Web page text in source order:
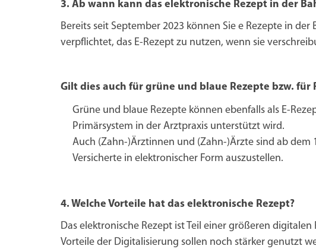
3. Ab wann kann das elektronische Rezept in der
Bereits seit September 2023 können Sie e Rezepte in
verpflichtet, das E-Rezept zu nutzen, wenn sie
Gilt dies auch für grüne und blaue Rezepte bzw.
Grüne und blaue Rezepte können ebenfalls als E-
Primärsystem in der Arztpraxis unterstützt wird.
Auch (Zahn-)Ärztinnen und (Zahn-)Ärzte sind ab dem
Versicherte in elektronischer Form auszustellen.
4. Welche Vorteile hat das elektronische Rezept?
Das elektronische Rezept ist Teil einer größeren
Vorteile der Digitalisierung sollen noch stärker genutzt